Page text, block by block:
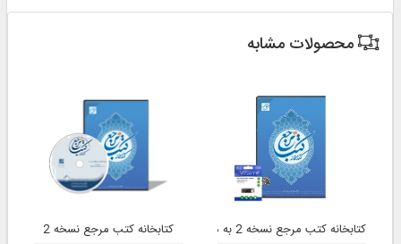
محصولات مشابه
کتابخانه کتب مرجع نسخه 2 به همراه فلش کتابخانه کتب مرجع نسخه 2